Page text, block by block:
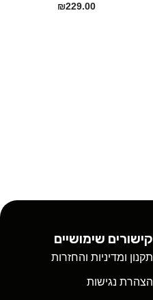
₪229.00
קישורים שימושיים
תקנון ומדיניות והחזרות
הצהרת נגישות